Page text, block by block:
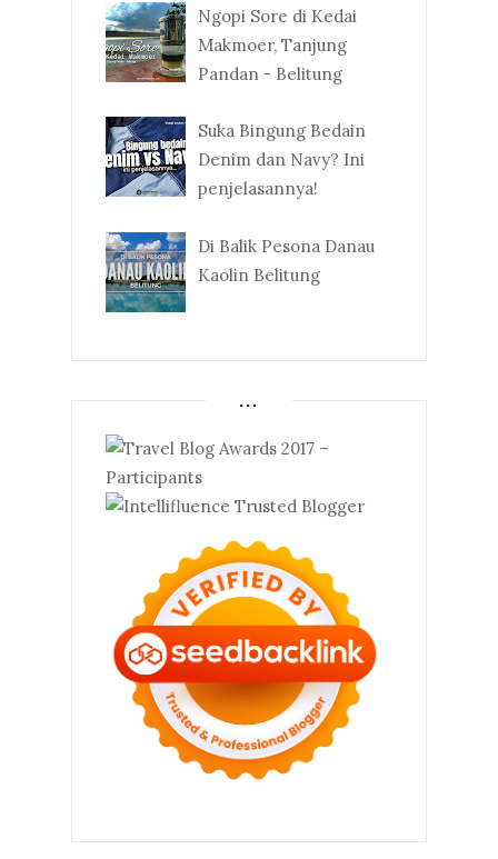
Ngopi Sore di Kedai
Makmoer, Tanjung
Pandan - Belitung
Suka Bingung Bedain
Denim dan Navy? Ini
penjelasannya!
Di Balik Pesona Danau
Kaolin Belitung
...